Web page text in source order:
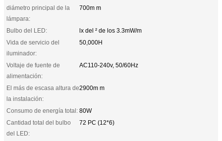
diámetro principal de la
lámpara:
700m m
Bulbo del LED:
lx del ² de los 3.3mW/m
Vida de servicio del
iluminador:
50,000H
Voltaje de fuente de
alimentación:
AC110-240v, 50/60Hz
El más de escasa altura de
la instalación:
2900m m
Consumo de energía total: 80W
Cantidad total del bulbo
del LED:
72 PC (12*6)